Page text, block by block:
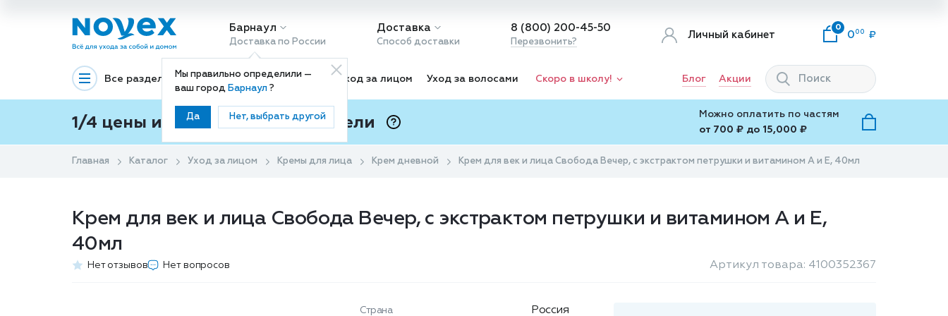
Барнаул
Доставка по России
Мы правильно определили —
ваш город Барнаул?
Да Нет, выбрать другой
Доставка
Способ доставки
8 (800) 200-45-50
Перезвонить?
Личный кабинет
0
0 00
Все разделы Декоративная косметика Уход за лицом Уход за волосами Скоро в школу! Блог Акции
1/4 цены и покупки ваши с Подели
Можно оплатить по частям
от 700 ₽ до 15,000 ₽
Главная Каталог Уход за лицом Кремы для лица Крем дневной Крем для век и лица Свобода Вечер, с экстрактом петрушки и витамином А и Е, 40мл
Крем для век и лица Свобода Вечер, с экстрактом петрушки и витамином А и Е,
40мл
Нет отзывов Нет вопросов Артикул товара: 4100352367
Страна Россия